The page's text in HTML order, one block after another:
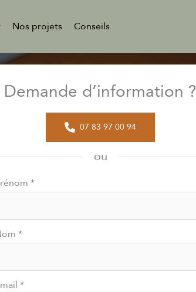
Nos projets Conseils
Demande d’information ?
07 83 97 00 94
ou
*
*
*